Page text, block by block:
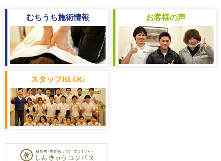
むちうち施術情報 お客様の声
スタッフBLOG